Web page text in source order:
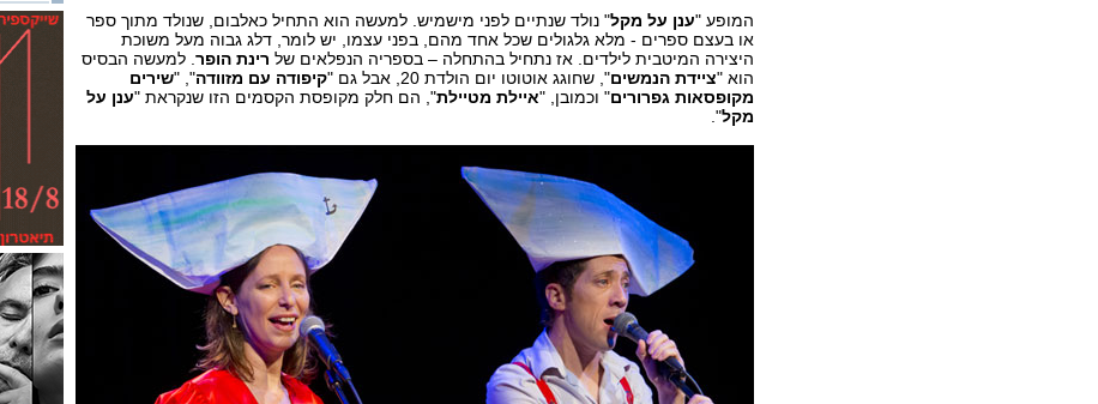
המופע "ענן על מקל" נולד שנתיים לפני מישמיש. למעשה הוא התחיל כאלבום, שנולד מתוך ספר
או בעצם ספרים - מלא גלגולים שכל אחד מהם, בפני עצמו, יש לומר, דלג גבוה מעל משוכת
היצירה המיטבית לילדים. אז נתחיל בהתחלה – בספריה הנפלאים של רינת הופר . למעשה הבסיס
הוא "ציידת הנמשים", שחוגג אוטוטו יום הולדת 20, אבל גם " קיפודה עם מזוודה", "שירים
מקופסאות גפרורים" וכמובן, "איילת מטיילת", הם חלק מקופסת הקסמים הזו שנקראת "ענן על
מקל".